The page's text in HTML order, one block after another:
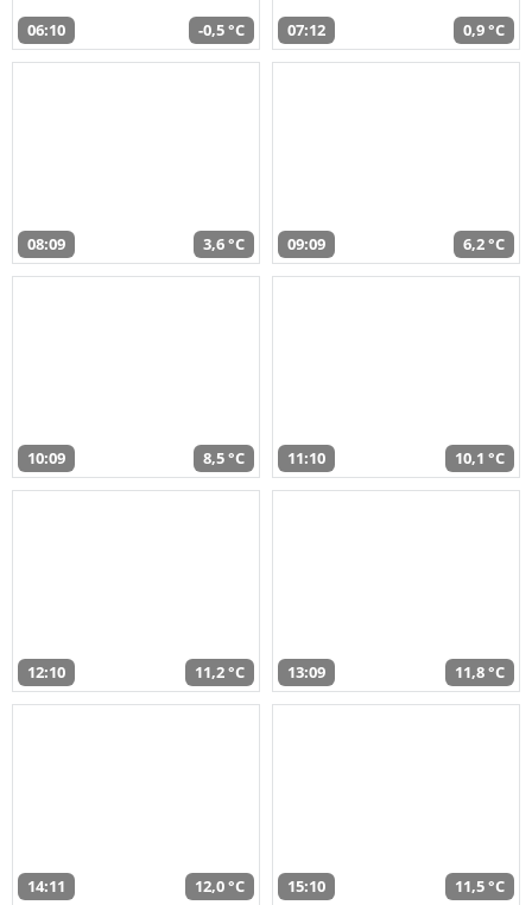
06:10 -0,5 °C 07:12 0,9 °C
08:09 3,6 °C 09:09 6,2 °C
10:09 8,5 °C 11:10 10,1 °C
12:10 11,2 °C 13:09 11,8 °C
14:11 12,0 °C 15:10 11,5 °C